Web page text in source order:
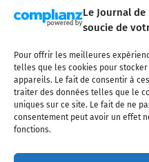
Le Journal
soucie de
Pour offrir les meilleures
telles que les cookies pour
appareils. Le fait de consentir à
traiter des données telles que le
uniques sur ce site. Le fait de ne
consentement peut avoir un effet
fonctions.
Qui sommes-nous ?
Mentions légales
CGV